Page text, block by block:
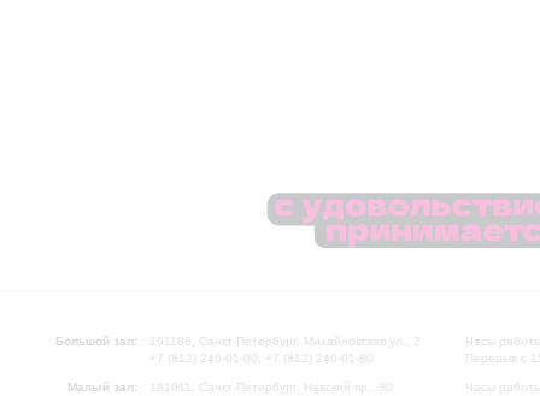
Большой зал:
191186, Санкт-Петербург, Михайловская ул., 2
+7 (812) 240-01-00, +7 (812) 240-01-80
Малый зал:
191011, Санкт-Петербург, Невский пр., 30
Часы
Перерыв с
Часы